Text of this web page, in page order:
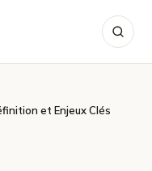
et Enjeux Clés